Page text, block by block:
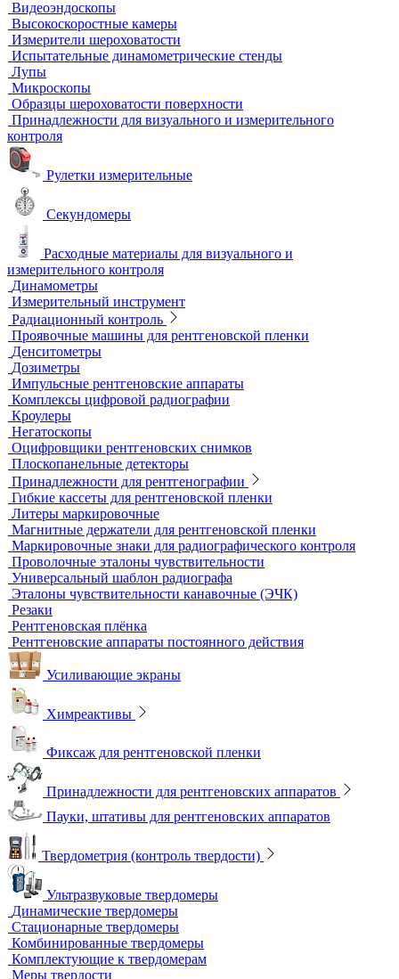
Ультразвуковой неразрушающий контроль
Ультразвуковые дефектоскопы
Ультразвуковые толщиномеры
Стандартные образцы (СОП)
Автоматизированный контроль
Преобразователи и аксессуары
Сканирующие устройства
Соединительные кабели
Ультразвуковой гель
Ультразвуковые расходомеры
Визуальный и измерительный контроль
ВИК
Видеоэндоскопы
Высокоскоростные камеры
Измерители шероховатости
Испытательные динамометрические стенды
Лупы
Микроскопы
Образцы шероховатости поверхности
Принадлежности для визуального и измерительного
контроля
Рулетки измерительные
Секундомеры
Расходные материалы для визуального и
измерительного контроля
Динамометры
Измерительный инструмент
Радиационный контроль
Проявочные машины для рентгеновской пленки
Денситометры
Дозиметры
Импульсные рентгеновские аппараты
Комплексы цифровой радиографии
Кроулеры
Негатоскопы
Оцифровщики рентгеновских снимков
Плоскопанельные детекторы
Принадлежности для рентгенографии
Гибкие кассеты для рентгеновской пленки
Литеры маркировочные
Магнитные держатели для рентгеновской пленки
Маркировочные знаки для радиографического контроля
Проволочные эталоны чувствительности
Универсальный шаблон радиографа
Эталоны чувствительности канавочные (ЭЧК)
Резаки
Рентгеновская плёнка
Рентгеновские аппараты постоянного действия
Химреактивы
Фиксаж для рентгеновской пленки